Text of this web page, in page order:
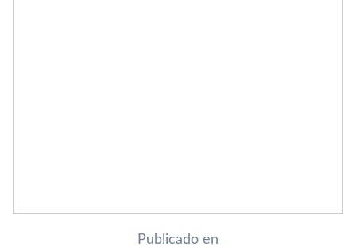
Publicado en